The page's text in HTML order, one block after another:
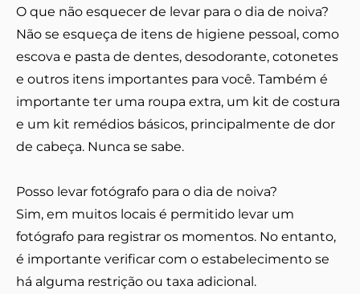
O que não esquecer de levar para o dia de noiva?
Não se esqueça de itens de higiene pessoal, como
escova e pasta de dentes, desodorante, cotonetes
e outros itens importantes para você. Também é
importante ter uma roupa extra, um kit de costura
e um kit remédios básicos, principalmente de dor
de cabeça. Nunca se sabe.
Posso levar fotógrafo para o dia de noiva?
Sim, em muitos locais é permitido levar um
fotógrafo para registrar os momentos. No entanto,
é importante verificar com o estabelecimento se
há alguma restrição ou taxa adicional.